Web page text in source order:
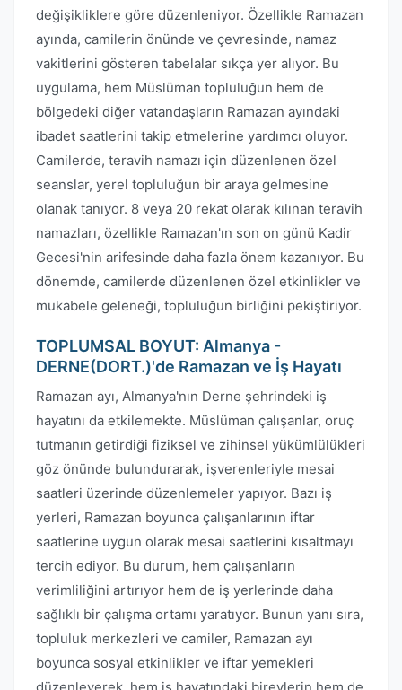
değişikliklere göre düzenleniyor. Özellikle Ramazan
ayında, camilerin önünde ve çevresinde, namaz
vakitlerini gösteren tabelalar sıkça yer alıyor. Bu
uygulama, hem Müslüman topluluğun hem de
bölgedeki diğer vatandaşların Ramazan ayındaki
ibadet saatlerini takip etmelerine yardımcı oluyor.
Camilerde, teravih namazı için düzenlenen özel
seanslar, yerel topluluğun bir araya gelmesine
olanak tanıyor. 8 veya 20 rekat olarak kılınan teravih
namazları, özellikle Ramazan'ın son on günü Kadir
Gecesi'nin arifesinde daha fazla önem kazanıyor. Bu
dönemde, camilerde düzenlenen özel etkinlikler ve
mukabele geleneği, topluluğun birliğini pekiştiriyor.
TOPLUMSAL BOYUT: Almanya -
DERNE(DORT.)'de Ramazan ve İş Hayatı
Ramazan ayı, Almanya'nın Derne şehrindeki iş
hayatını da etkilemekte. Müslüman çalışanlar, oruç
tutmanın getirdiği fiziksel ve zihinsel yükümlülükleri
göz önünde bulundurarak, işverenleriyle mesai
saatleri üzerinde düzenlemeler yapıyor. Bazı iş
yerleri, Ramazan boyunca çalışanlarının iftar
saatlerine uygun olarak mesai saatlerini kısaltmayı
tercih ediyor. Bu durum, hem çalışanların
verimliliğini artırıyor hem de iş yerlerinde daha
sağlıklı bir çalışma ortamı yaratıyor. Bunun yanı sıra,
topluluk merkezleri ve camiler, Ramazan ayı
boyunca sosyal etkinlikler ve iftar yemekleri